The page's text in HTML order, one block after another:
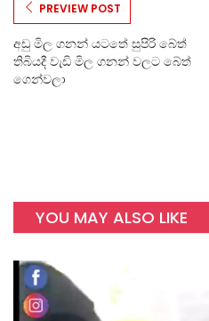
PREVIEW POST
අඩු මිල ගනන් යටතේ සුපිරි බේත්
තිබියදී වැඩි මිල ගනන් වලට බේත්
ගෙන්වලා
YOU MAY ALSO LIKE